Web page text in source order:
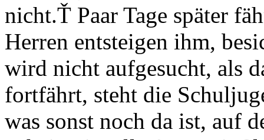
nicht.Ť Paar Tage später
Herren entsteigen ihm,
wird nicht aufgesucht, als
fortfährt, steht die
was sonst noch da ist, auf